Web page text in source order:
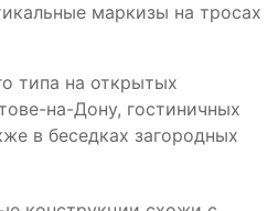
типа на открытых
на-Дону, гостиничных
в беседках загородных